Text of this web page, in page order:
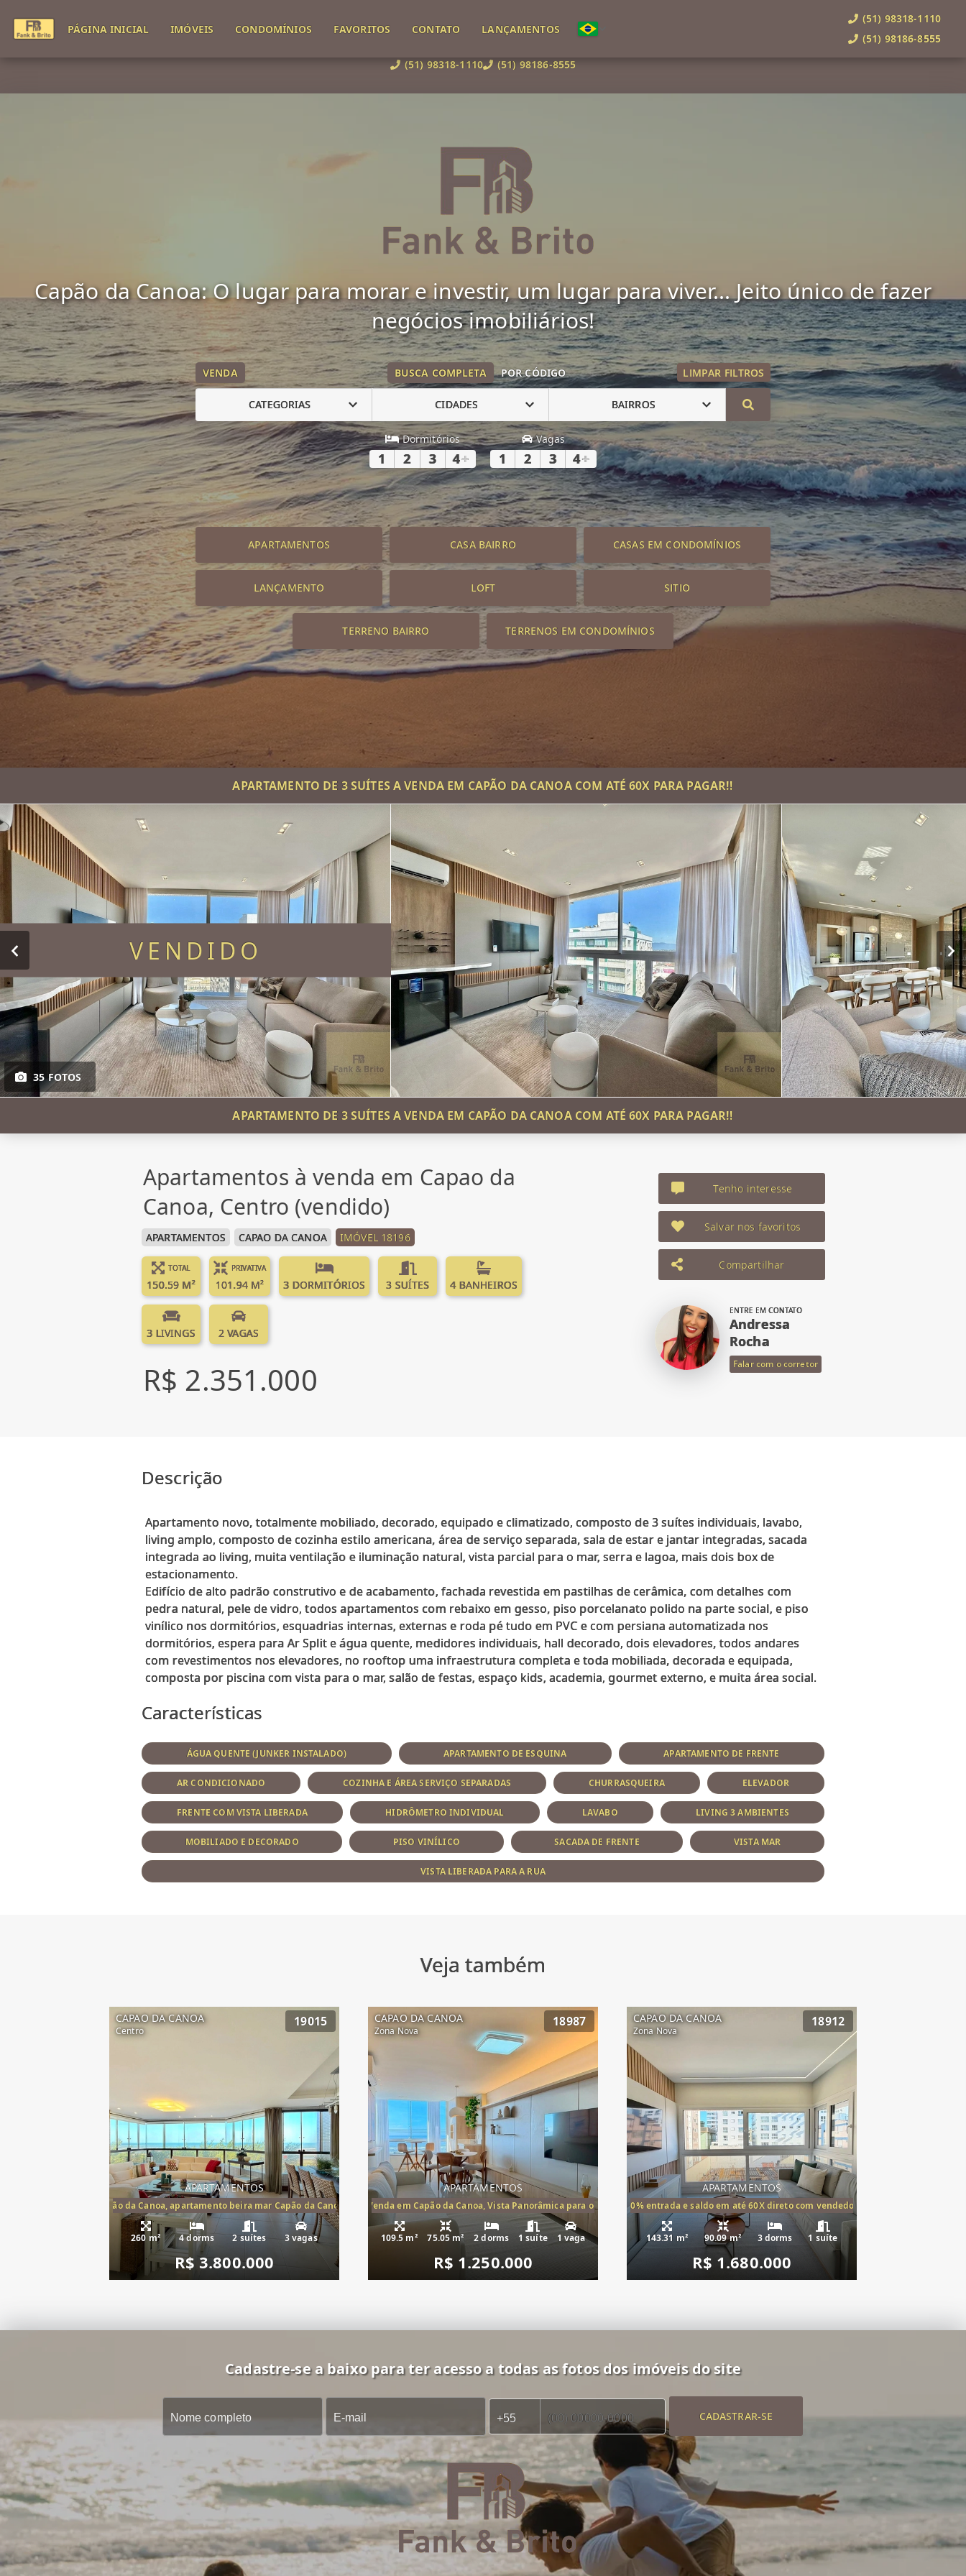
(51) 98318-1110 (51) 98186-8555
PÁGINA INICIAL IMÓVEIS CONDOMÍNIOS FAVORITOS CONTATO LANÇAMENTOS
(51) 98318-1110
(51) 98186-8555
Capão da Canoa: O lugar para morar e investir, um lugar para viver... Jeito único de fazer
negócios imobiliários!
VENDA BUSCA COMPLETA POR CÓDIGO LIMPAR FILTROS
CATEGORIAS CIDADES BAIRROS
Dormitórios
1 2 3 4+
Vagas
1 2 3 4+
APARTAMENTOS CASA BAIRRO CASAS EM CONDOMÍNIOS
LANÇAMENTO LOFT SITIO
TERRENO BAIRRO TERRENOS EM CONDOMÍNIOS
APARTAMENTO DE 3 SUÍTES A VENDA EM CAPÃO DA CANOA COM ATÉ 60X PARA PAGAR!!
35 FOTOS
VENDIDO
APARTAMENTO DE 3 SUÍTES A VENDA EM CAPÃO DA CANOA COM ATÉ 60X PARA PAGAR!!
Apartamentos à venda em Capao da
Canoa, Centro (vendido)
APARTAMENTOS CAPAO DA CANOA IMÓVEL 18196
TOTAL
150.59 M²
PRIVATIVA
101.94 M² 3 DORMITÓRIOS 3 SUÍTES 4 BANHEIROS
3 LIVINGS 2 VAGAS
R$ 2.351.000
Tenho interesse
Salvar nos favoritos
Compartilhar
ENTRE EM CONTATO
Andressa
Rocha
Falar com o corretor
Descrição
Apartamento novo, totalmente mobiliado, decorado, equipado e climatizado, composto de 3 suítes individuais, lavabo,
living amplo, composto de cozinha estilo americana, área de serviço separada, sala de estar e jantar integradas, sacada
integrada ao living, muita ventilação e iluminação natural, vista parcial para o mar, serra e lagoa, mais dois box de
estacionamento.
Edifício de alto padrão construtivo e de acabamento, fachada revestida em pastilhas de cerâmica, com detalhes com
pedra natural, pele de vidro, todos apartamentos com rebaixo em gesso, piso porcelanato polido na parte social, e piso
vinílico nos dormitórios, esquadrias internas, externas e roda pé tudo em PVC e com persiana automatizada nos
dormitórios, espera para Ar Split e água quente, medidores individuais, hall decorado, dois elevadores, todos andares
com revestimentos nos elevadores, no rooftop uma infraestrutura completa e toda mobiliada, decorada e equipada,
Características
ÁGUA QUENTE (JUNKER INSTALADO) APARTAMENTO DE ESQUINA APARTAMENTO DE FRENTE
AR CONDICIONADO COZINHA E ÁREA SERVIÇO SEPARADAS CHURRASQUEIRA ELEVADOR
FRENTE COM VISTA LIBERADA HIDRÔMETRO INDIVIDUAL LAVABO LIVING 3 AMBIENTES
MOBILIADO E DECORADO PISO VINÍLICO SACADA DE FRENTE VISTA MAR
VISTA LIBERADA PARA A RUA
Veja também
CAPAO DA CANOA
Centro
19015
APARTAMENTOS
frente mar Capão da Canoa, apartamento beira mar Capão da Canoa, apartamento à venda Cap
260 m² 4 dorms 2 suítes 3 vagas
R$ 3.800.000
CAPAO DA CANOA
Zona Nova
18987
APARTAMENTOS
Apartamento Beira-Mar à Venda em Capão da Canoa, Vista Panorâmica para o Mar, 2 Dormitórios,(1suíte)
109.5 m² 75.05 m² 2 dorms 1 suíte 1 vaga
R$ 1.250.000
CAPAO DA CANOA
Zona Nova
18912
APARTAMENTOS
20% entrada e saldo em até 60X direto com vendedor
143.31 m² 90.09 m² 3 dorms 1 suíte
R$ 1.680.000
Cadastre-se a baixo para ter acesso a todas as fotos dos imóveis do site
CADASTRAR-SE